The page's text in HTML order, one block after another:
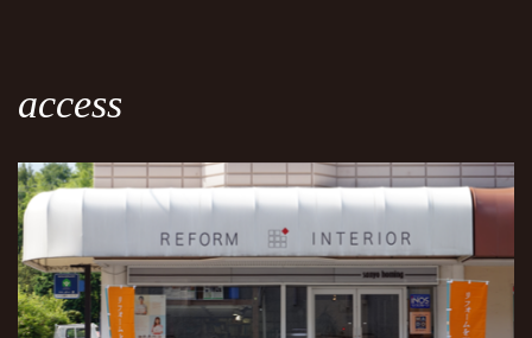
access